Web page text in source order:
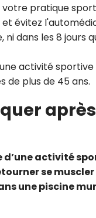
votre pratique
évitez
dans les 8 jours
activité
de plus de 45 ans.
activité
se
une piscine